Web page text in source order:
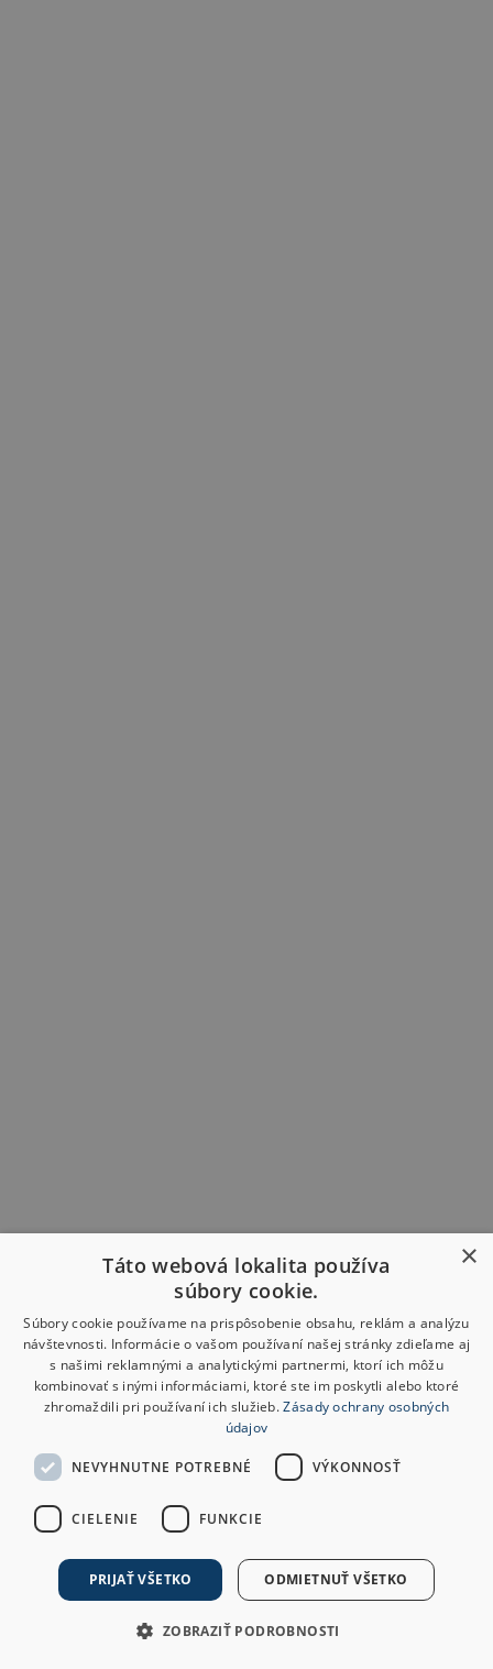
×
Táto webová lokalita používa
súbory cookie.
Súbory cookie používame na prispôsobenie obsahu, reklám a analýzu
návštevnosti. Informácie o vašom používaní našej stránky zdieľame aj
s našimi reklamnými a analytickými partnermi, ktorí ich môžu
kombinovať s inými informáciami, ktoré ste im poskytli alebo ktoré
zhromaždili pri používaní ich služieb.Zásady ochrany osobných
údajov
NEVYHNUTNE POTREBNÉ VÝKONNOSŤ
CIELENIE FUNKCIE
PRIJAŤ VŠETKO ODMIETNUŤ VŠETKO
ZOBRAZIŤ PODROBNOSTI